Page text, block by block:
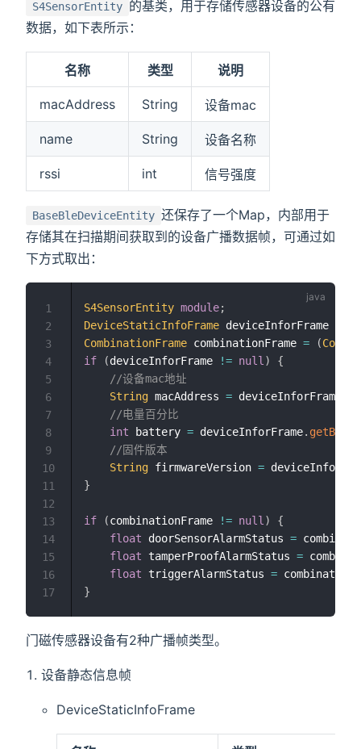
S4SensorEntity 的基类，用于存储传感器设备的公有
数据，如下表所示：
名称 类型 说明
macAddress String 设备mac
name String 设备名称
rssi int 信号强度
BaseBleDeviceEntity 还保存了一个Map，内部用于
存储其在扫描期间获取到的设备广播数据帧，可通过如
下方式取出：
S4SensorEntity module;
DeviceStaticInfoFrame deviceInforFrame
CombinationFrame combinationFrame = (
if
(deviceInforFrame != null)
{
//设备mac地址
String macAddress = deviceInforFrame
//电量百分比
int battery = deviceInforFrame.
//固件版本
String firmwareVersion =
}
if (combinationFrame != null)
{
float doorSensorAlarmStatus =
float tamperProofAlarmStatus =
float triggerAlarmStatus =
}
1
2
3
4
5
6
7
8
9
10
11
12
13
14
15
16
17
门磁传感器设备有2种广播帧类型。
设备静态信息帧
DeviceStaticInfoFrame